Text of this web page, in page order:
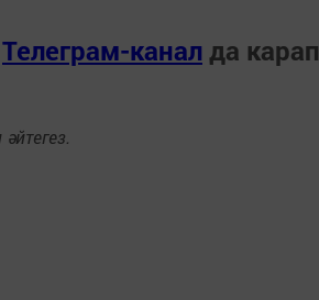
Телеграм-канал да карап